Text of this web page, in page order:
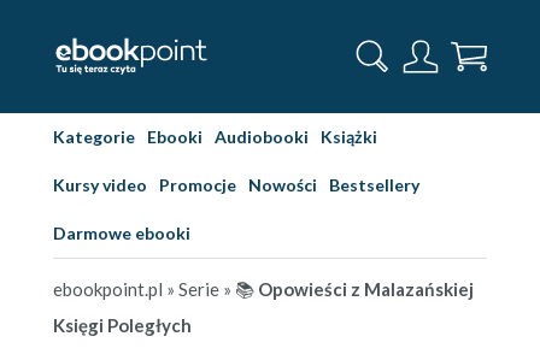
Kategorie Ebooki Audiobooki Książki
Kursy video Promocje Nowości Bestsellery
Darmowe ebooki
ebookpoint.pl » Serie » 📚 Opowieści z Malazańskiej
Księgi Poległych